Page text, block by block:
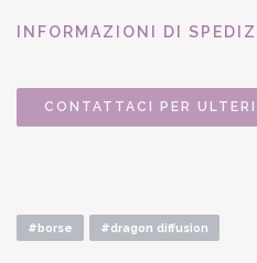
INFORMAZIONI DI
CONTATTACI PER
#borse #dragon diffusion